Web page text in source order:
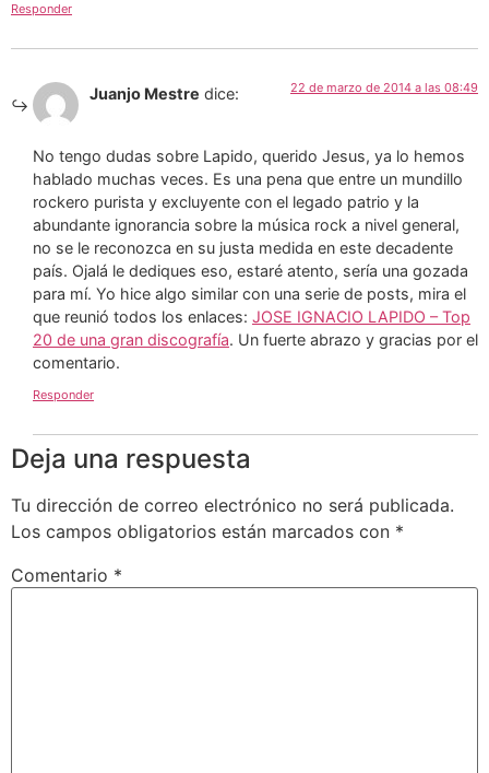
Responder
Juanjo Mestre dice: 22 de marzo de 2014 a las 08:49
No tengo dudas sobre Lapido, querido Jesus, ya lo hemos
hablado muchas veces. Es una pena que entre un mundillo
rockero purista y excluyente con el legado patrio y la
abundante ignorancia sobre la música rock a nivel general,
no se le reconozca en su justa medida en este decadente
país. Ojalá le dediques eso, estaré atento, sería una gozada
para mí. Yo hice algo similar con una serie de posts, mira el
que reunió todos los enlaces: JOSE IGNACIO LAPIDO – Top
20 de una gran discografía. Un fuerte abrazo y gracias por el
comentario.
Responder
Deja una respuesta
Tu dirección de correo electrónico no será publicada.
Los campos obligatorios están marcados con *
Comentario *